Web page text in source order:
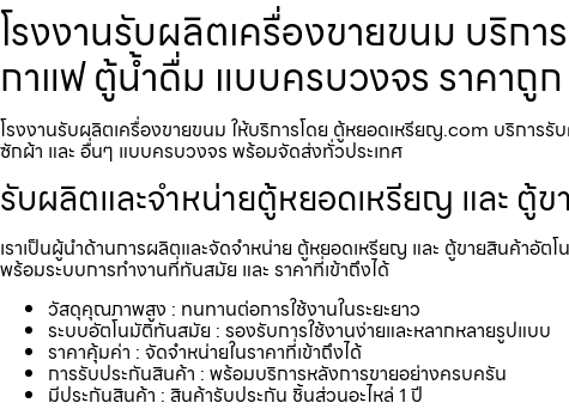
โรงงานรับผลิตเครื่องขายขนม บริก
กาแฟ ตู้น้ำดื่ม แบบครบวงจร ราคาถูก
โรงงานรับผลิตเครื่องขายขนม ให้บริการโดย ตู้หยอดเหรียญ.com บริการ
ซักผ้า และ อื่นๆ แบบครบวงจร พร้อมจัดส่งทั่วประเทศ
รับผลิตและจำหน่ายตู้หยอดเหรียญ และ ตู้
เราเป็นผู้นำด้านการผลิตและจัดจำหน่าย ตู้หยอดเหรียญ และ ตู้ขายสินค้าอั
พร้อมระบบการทำงานที่ทันสมัย และ ราคาที่เข้าถึงได้
วัสดุคุณภาพสูง : ทนทานต่อการใช้งานในระยะยาว
ระบบอัตโนมัติทันสมัย : รองรับการใช้งานง่ายและหลากหลายรูปแบบ
ราคาคุ้มค่า : จัดจำหน่ายในราคาที่เข้าถึงได้
การรับประกันสินค้า : พร้อมบริการหลังการขายอย่างครบครัน
มีประกันสินค้า : สินค้ารับประกัน ชิ้นส่วนอะไหล่ 1 ปี